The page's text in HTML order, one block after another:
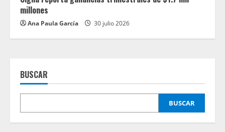
millones
Ana Paula García 30 julio 2026
BUSCAR
BUSCAR